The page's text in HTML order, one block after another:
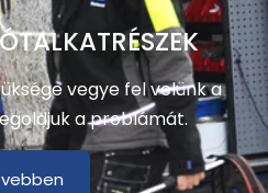
vegye fel velünk a
a problámát.